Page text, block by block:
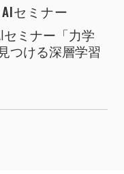
セミナー
セミナー「力学
つける深層学習